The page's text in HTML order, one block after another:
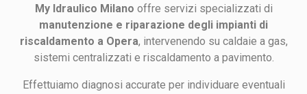
My Idraulico Milano offre servizi specializzati di
manutenzione e riparazione degli impianti di
riscaldamento a Opera, intervenendo su caldaie a gas,
sistemi centralizzati e riscaldamento a pavimento.
Effettuiamo diagnosi accurate per individuare eventuali